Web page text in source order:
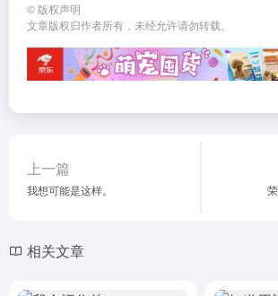
© 版权声明
文章版权归作者所有，未经允许请勿转载。
上一篇
我想可能是这样。
相关文章